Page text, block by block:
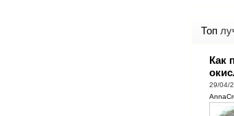
Топ
Как
29/04/